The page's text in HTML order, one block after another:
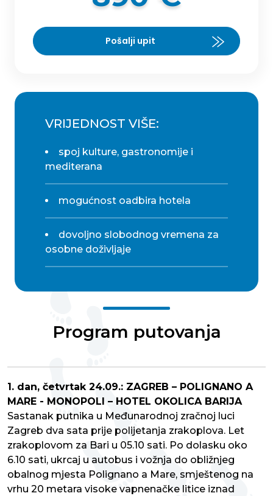
Pošalji upit
VRIJEDNOST VIŠE:
spoj kulture, gastronomije i
mediterana
mogućnost oadbira hotela
dovoljno slobodnog vremena za
osobne doživljaje
Program putovanja
1. dan, četvrtak 24.09.: ZAGREB – POLIGNANO A
MARE - MONOPOLI – HOTEL OKOLICA BARIJA
Sastanak putnika u Međunarodnoj zračnoj luci
Zagreb dva sata prije polijetanja zrakoplova. Let
zrakoplovom za Bari u 05.10 sati. Po dolasku oko
6.10 sati, ukrcaj u autobus i vožnja do obližnjeg
obalnog mjesta Polignano a Mare, smještenog na
vrhu 20 metara visoke vapnenačke litice iznad